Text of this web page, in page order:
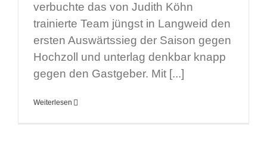
verbuchte das von Judith Köhn
trainierte Team jüngst in Langweid den
ersten Auswärtssieg der Saison gegen
Hochzoll und unterlag denkbar knapp
gegen den Gastgeber. Mit [...]
Weiterlesen